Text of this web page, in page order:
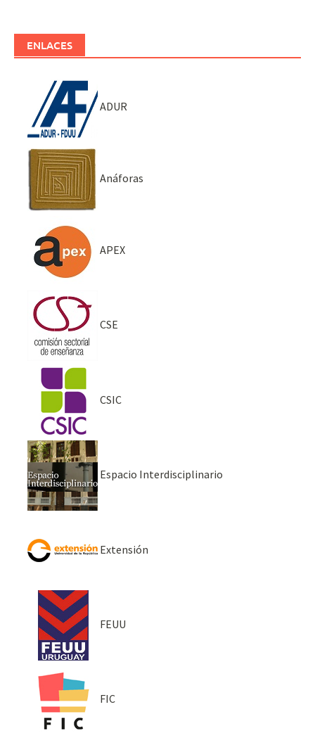
ENLACES
ADUR
Anáforas
APEX
CSE
CSIC
Espacio Interdisciplinario
Extensión
FEUU
FIC